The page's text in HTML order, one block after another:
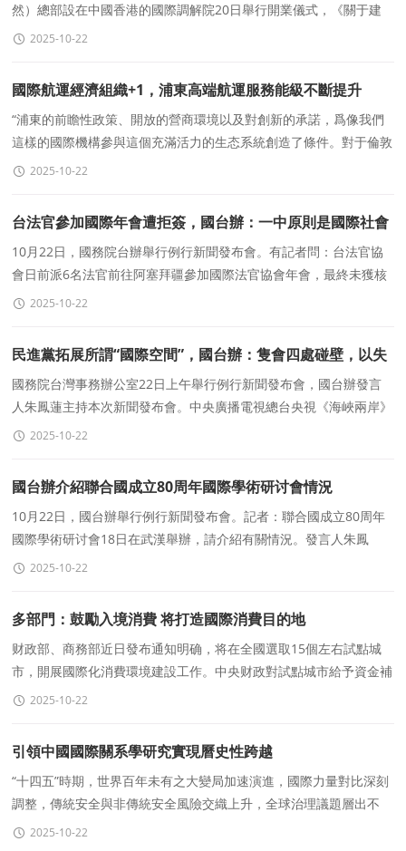
然）總部設在中國香港的國際調解院20日舉行開業儀式，《關于建
立國際調解院的公約》締約國、簽署國代表及香港特别行政區
2025-10-22
國際航運經濟組織+1，浦東高端航運服務能級不斷提升
“浦東的前瞻性政策、開放的營商環境以及對創新的承諾，爲像我們
這樣的國際機構參與這個充滿活力的生态系統創造了條件。對于倫敦
船東互保協會來說，在上海設立辦事處既是
2025-10-22
台法官參加國際年會遭拒簽，國台辦：一中原則是國際社會
普遍共識
10月22日，國務院台辦舉行例行新聞發布會。有記者問：台法官協
會日前派6名法官前往阿塞拜疆參加國際法官協會年會，最終未獲核
發簽證或入境許可，也未收到任何拒絕通知或理由說明。
2025-10-22
民進黨拓展所謂“國際空間”，國台辦：隻會四處碰壁，以失
敗告終
國務院台灣事務辦公室22日上午舉行例行新聞發布會，國台辦發言
人朱鳳蓮主持本次新聞發布會。中央廣播電視總台央視《海峽兩岸》
記者：據報道，近年來民進黨當局積極嘗試謀求與多個
2025-10-22
國台辦介紹聯合國成立80周年國際學術研讨會情況
10月22日，國台辦舉行例行新聞發布會。記者：聯合國成立80周年
國際學術研讨會18日在武漢舉辦，請介紹有關情況。發言人朱鳳
蓮：10月18日至19日，由武漢大學與埃及本哈大學共同主辦的&l
2025-10-22
多部門：鼓勵入境消費 将打造國際消費目的地
财政部、商務部近日發布通知明确，将在全國選取15個左右試點城
市，開展國際化消費環境建設工作。中央财政對試點城市給予資金補
助。國際化消費環境，怎樣建設？“真金白銀&rdqu
2025-10-22
引領中國國際關系學研究實現曆史性跨越
“十四五”時期，世界百年未有之大變局加速演進，國際力量對比深刻
調整，傳統安全與非傳統安全風險交織上升，全球治理議題層出不
窮。面對這一時代背景，中國國際關系學界以
2025-10-22